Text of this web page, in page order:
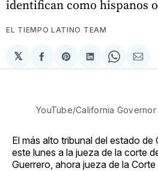
identifican como hispanos
EL TIEMPO LATINO TEAM
𝕏
Compartir
en
Share
on
Compartir
en
Share
on
via
YouTube/California Governor
El más alto tribunal del estado de
este lunes a la jueza de la corte
Guerrero, ahora jueza de la